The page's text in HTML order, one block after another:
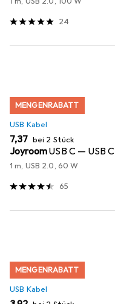
24
MENGENRABATT
USB Kabel
EUR
7,37 bei 2 Stück
JoyroomUSB C — USB C
1 m, USB 2.0, 60 W
65
MENGENRABATT
USB Kabel